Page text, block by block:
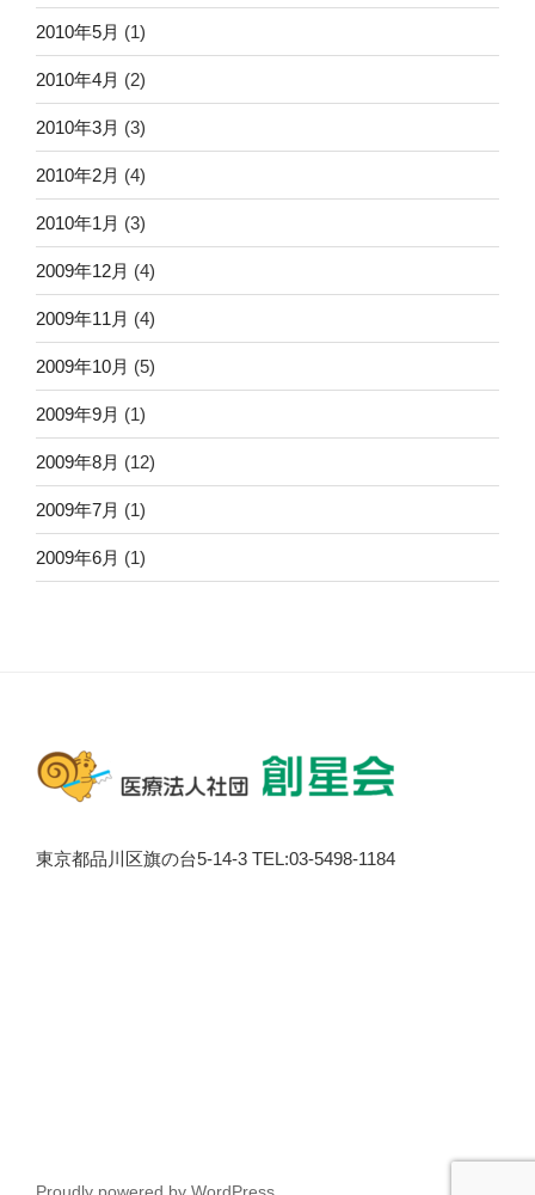
2010年5月 (1)
2010年4月 (2)
2010年3月 (3)
2010年2月 (4)
2010年1月 (3)
2009年12月 (4)
2009年11月 (4)
2009年10月 (5)
2009年9月 (1)
2009年8月 (12)
2009年7月 (1)
2009年6月 (1)
東京都品川区旗の台5-14-3 TEL:03-5498-1184